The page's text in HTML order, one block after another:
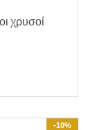
χρυσοί
-10%